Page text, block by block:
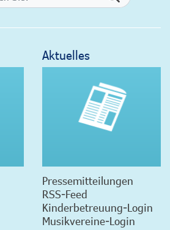
Aktuelles
Pressemitteilungen
RSS-Feed
Kinderbetreuung-Login
Musikvereine-Login